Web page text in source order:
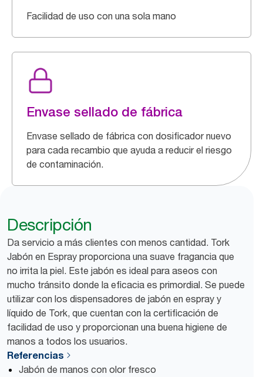
Facilidad de uso con una sola mano
Envase sellado de fábrica
Envase sellado de fábrica con dosificador nuevo
para cada recambio que ayuda a reducir el riesgo
de contaminación.
Descripción
Da servicio a más clientes con menos cantidad. Tork
Jabón en Espray proporciona una suave fragancia que
no irrita la piel. Este jabón es ideal para aseos con
mucho tránsito donde la eficacia es primordial. Se puede
utilizar con los dispensadores de jabón en espray y
líquido de Tork, que cuentan con la certificación de
facilidad de uso y proporcionan una buena higiene de
manos a todos los usuarios.
Referencias
Jabón de manos con olor fresco